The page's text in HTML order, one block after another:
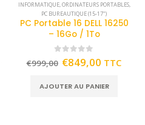
INFORMATIQUE,ORDINATEURS PORTABLES,
PC BUREAUTIQUE (15-17")
PC Portable 16 DELL 16250
– 16Go / 1To
out of 5
€999,00 €849,00 TTC
AJOUTER AU PANIER